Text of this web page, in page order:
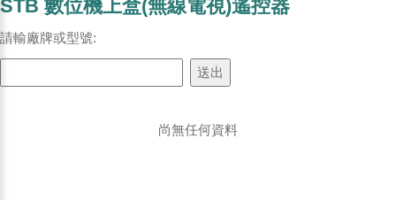
STB 數位機上盒(無線電視)遙控器
請輸廠牌或型號:
尚無任何資料